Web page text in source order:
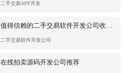
二手交易APP开发
值得信赖的二手交易软件开发公司收费透明吗
二手交易软件开发公司
在线拍卖源码开发公司推荐